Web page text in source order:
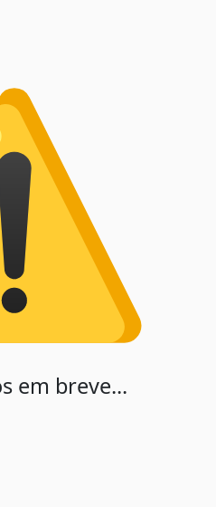
em breve...